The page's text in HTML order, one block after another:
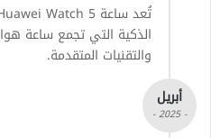
والتقنيات المتقدمة.
أبريل
- 2025 -